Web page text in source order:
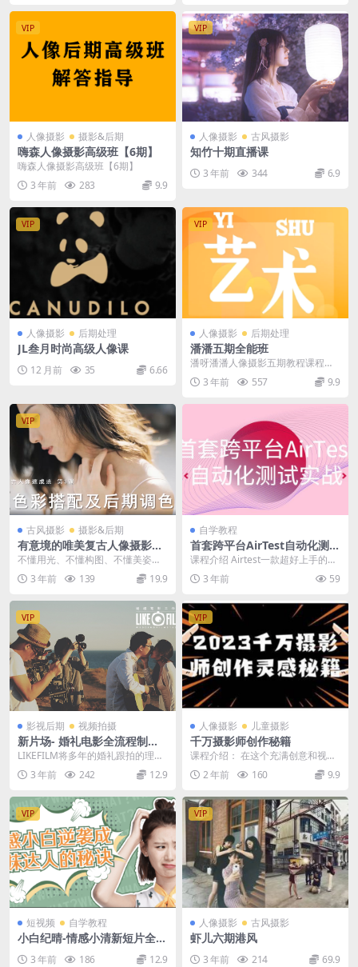
VIP
人像摄影 摄影&后期
嗨森人像摄影高级班【6期】
嗨森人像摄影高级班【6期】
3 年前
283 9.9
VIP
人像摄影 古风摄影
知竹十期直播课
3 年前 344 6.9
VIP
人像摄影 后期处理
JL叁月时尚高级人像课
12 月前 35 6.66
VIP
人像摄影 后期处理
潘潘五期全能班
潘呀潘潘人像摄影五期教程课程百
度云网盘
3 年前 557 9.9
VIP
古风摄影 摄影&后期
有意境的唯美复古人像摄影前
后期教程
不懂用光、不懂构图、不懂美姿，
也不懂如何利用相机的优势功能拍
人像？ 把大长腿拍...
3 年前 139 19.9
自学教程
首套跨平台AirTest自动化测试
实战
课程介绍 Airtest一款超好上手的跨
平台的UI自动化测试框架，更加适
用于游戏...
3 年前 59
VIP
影视后期 视频拍摄
新片场- 婚礼电影全流程制作
教程
LIKEFILM将多年的婚礼跟拍的理念
与拍摄技巧相结合，通过前期、中
期、后期三个...
3 年前 242 12.9
VIP
人像摄影 儿童摄影
千万摄影师创作秘籍
课程介绍： 在这个充满创意和视觉
冲击力的时代，摄影已经成为了一
种表达自我和记录生...
2 年前 160 9.9
VIP
短视频 自学教程
小白纪晴-情感小清新短片全能
3 年前 186 12.9
VIP
人像摄影 古风摄影
虾儿六期港风
3 年前 214 69.9